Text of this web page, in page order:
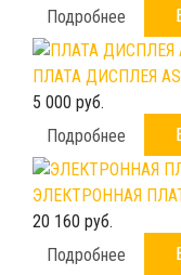
Подробнее
ПЛАТА ДИСПЛЕЯ
5 000 руб.
Подробнее
ЭЛЕКТРОННАЯ
20 160 руб.
Подробнее